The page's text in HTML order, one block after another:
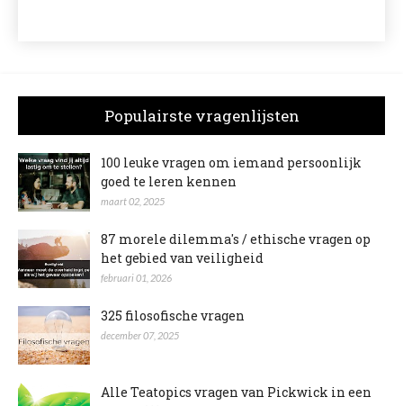
Populairste vragenlijsten
100 leuke vragen om iemand persoonlijk
goed te leren kennen
maart 02, 2025
87 morele dilemma's / ethische vragen op
het gebied van veiligheid
februari 01, 2026
325 filosofische vragen
december 07, 2025
Alle Teatopics vragen van Pickwick in een